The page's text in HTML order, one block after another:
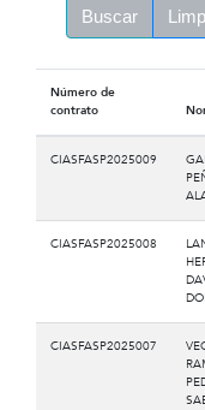
Buscar
Número de
contrato
CIASFASP2025009
CIASFASP2025008
CIASFASP2025007